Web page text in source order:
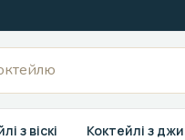
з віскі Коктейлі з